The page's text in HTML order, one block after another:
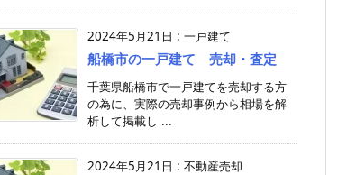
2024年5月21日 : 一戸建て
船橋市の一戸建て 売却・査定
千葉県船橋市で一戸建てを売却する方
の為に、実際の売却事例から相場を解
析して掲載し ...
2024年5月21日 : 不動産売却